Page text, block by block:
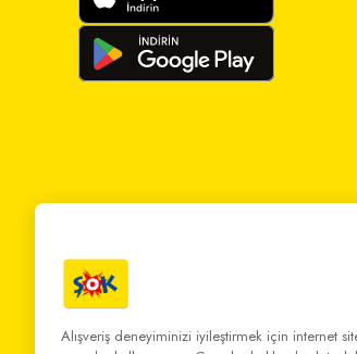
Alışveriş deneyiminizi iyileştirmek için internet